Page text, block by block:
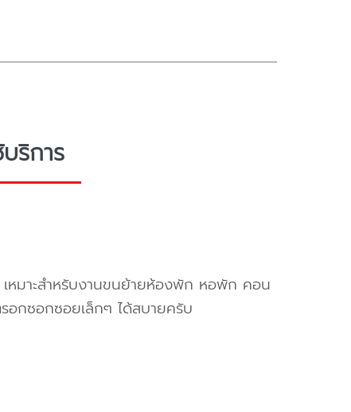
ริการ
เหมาะสำหรับงานขนย้ายห้องพัก หอพัก คอน
อกซอกซอยเล็กๆ ได้สบายครับ